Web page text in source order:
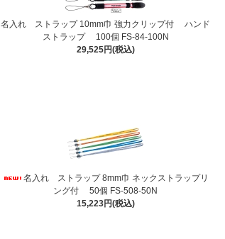
名入れ ストラップ 10mm巾 強力クリップ付 ハンド
ストラップ 100個 FS-84-100N
29,525円(税込)
名入れ ストラップ 8mm巾 ネックストラップリ
ング付 50個 FS-508-50N
15,223円(税込)